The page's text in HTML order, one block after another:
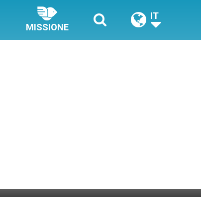
MISSIONE
IT